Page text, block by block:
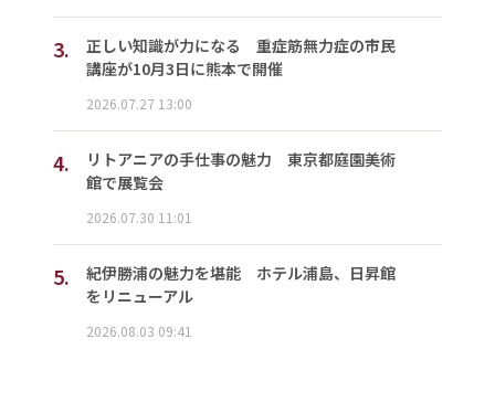
3.
正しい知識が力になる 重症筋無力症の市民
講座が10月3日に熊本で開催
2026.07.27 13:00
4.
リトアニアの手仕事の魅力 東京都庭園美術
館で展覧会
2026.07.30 11:01
5.
紀伊勝浦の魅力を堪能 ホテル浦島、日昇館
をリニューアル
2026.08.03 09:41